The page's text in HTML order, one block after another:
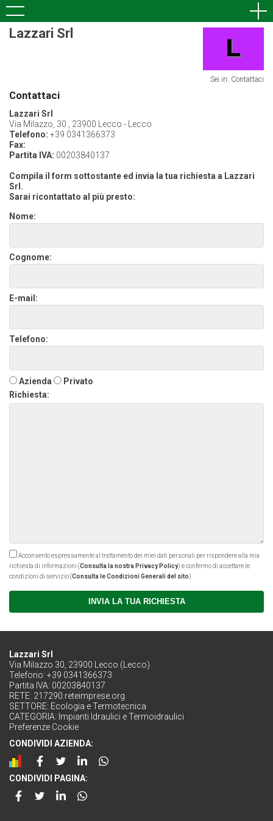
Lazzari Srl
Sei in: Contattaci
Contattaci
Lazzari Srl
Via Milazzo, 30 , 23900 Lecco - Lecco
Telefono: +39 0341366373
Fax:
Partita IVA: 00203840137
Compila il form sottostante ed invia la tua richiesta a Lazzari
Srl.
Sarai ricontattato al più presto:
Nome:
Cognome:
E-mail:
Telefono:
Azienda
Privato
Richiesta:
Acconsento espressamente al trattamento dei miei dati personali per rispondere alla mia
richiesta di informazioni (Consulta la nostra Privacy Policy) e confermo di accettare le
condizioni di servizio (Consulta le Condizioni Generali del sito)
INVIA LA TUA RICHIESTA
Lazzari Srl
Via Milazzo 30, 23900 Lecco (Lecco)
Telefono: +39 0341366373
Partita IVA: 00203840137
RETE: 217290.reteimprese.org
SETTORE: Ecologia e Termotecnica
CATEGORIA: Impianti Idraulici e Termoidraulici
Preferenze Cookie
CONDIVIDI AZIENDA:
CONDIVIDI PAGINA: